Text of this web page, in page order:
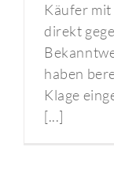
Käufer
direkt
haben
Klage
[...]